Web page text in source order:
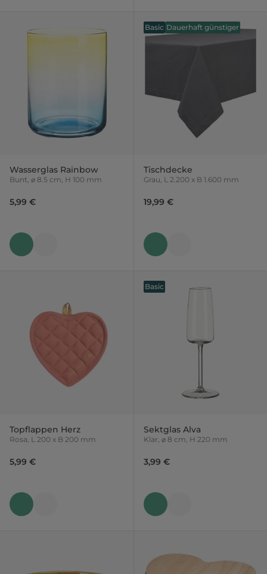
Wasserglas Rainbow
Bunt, ⌀ 8.5 cm, H 100 mm
5,99 €
Tischdecke
Grau, L 2.200 x B 1.600 mm
19,99 €
Basic Dauerhaft günstiger
Topflappen Herz
Rosa, L 200 x B 200 mm
5,99 €
Sektglas Alva
Klar, ⌀ 8 cm, H 220 mm
3,99 €
Basic